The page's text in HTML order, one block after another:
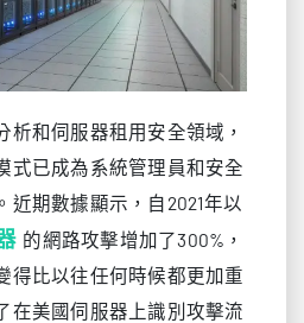
析和伺服器租用安全領域，
式已成為系統管理員和安全
近期數據顯示，自2021年以
的網路攻擊增加了300%，
得比以往任何時候都更加重
在美國伺服器上識別攻擊流